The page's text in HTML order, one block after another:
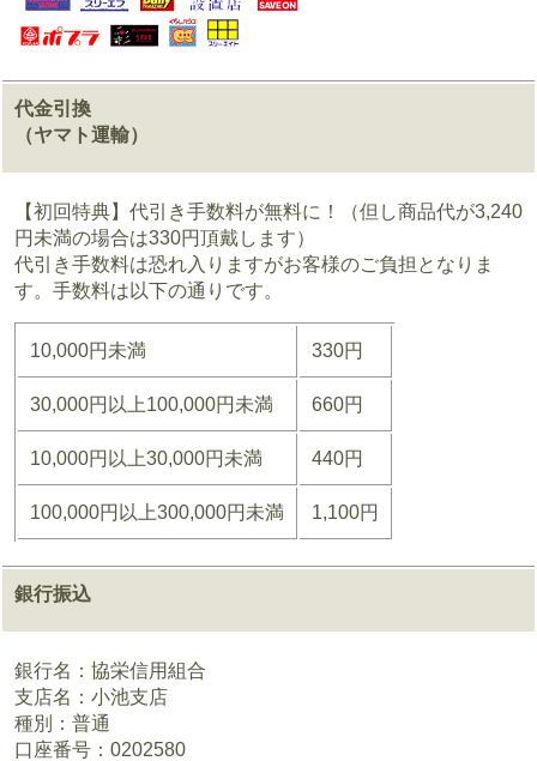
代金引換
（ヤマト運輸）
【初回特典】代引き手数料が無料に！（但し商品代が3,240
円未満の場合は330円頂戴します）
代引き手数料は恐れ入りますがお客様のご負担となりま
す。手数料は以下の通りです。
10,000円未満 330円
30,000円以上100,000円未満 660円
10,000円以上30,000円未満 440円
100,000円以上300,000円未満 1,100円
銀行振込
銀行名：協栄信用組合
支店名：小池支店
種別：普通
口座番号：0202580